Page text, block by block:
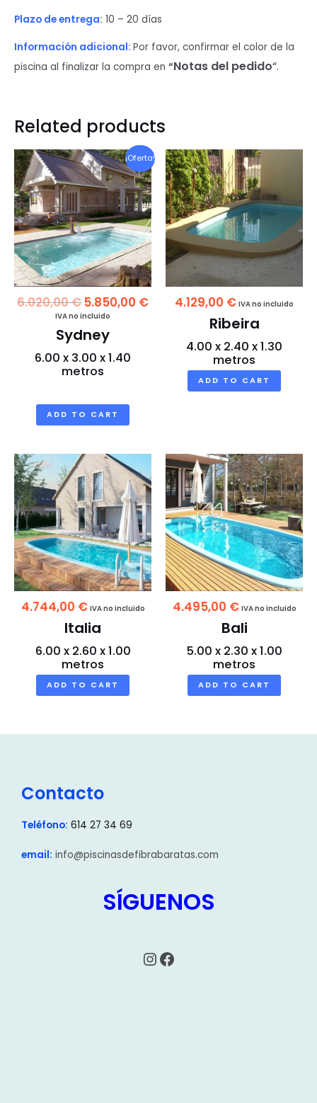
Plazo de entrega: 10 – 20 días
Información adicional: Por favor, confirmar el color de la
piscina al finalizar la compra en “Notas del pedido“.
Related products
¡Oferta!
6.020,00€ Original
price
was:
6.020,00 €.
5.850,00 €Current
IVA no incluido
Sydney
6.00 x 3.00 x 1.40
metros
ADD TO CART
4.129,00 € IVA no incluido
Ribeira
4.00 x 2.40 x 1.30
metros
ADD TO CART
4.744,00 € IVA no incluido
Italia
6.00 x 2.60 x 1.00
metros
ADD TO CART
4.495,00 € IVA no incluido
Bali
5.00 x 2.30 x 1.00
metros
ADD TO CART
Contacto
Teléfono: 614 27 34 69
email: info@piscinasdefibrabaratas.com
SÍGUENOS
Instagram
Facebook